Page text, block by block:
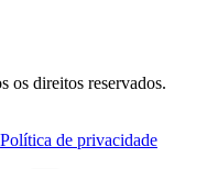
os direitos reservados.
Política de privacidade